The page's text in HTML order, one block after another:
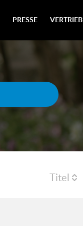
PRESSE VERTRIEB
Titel